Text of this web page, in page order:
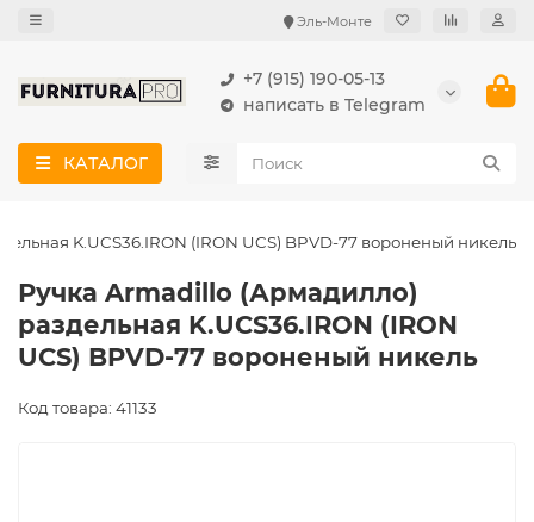
Эль-Монте
+7 (915) 190-05-13
написать в Telegram
КАТАЛОГ
K.UCS36.IRON (IRON UCS) BPVD-77 вороненый никель
Ручка Armadillo (Армадилло)
раздельная K.UCS36.IRON (IRON
UCS) BPVD-77 вороненый никель
Код товара: 41133